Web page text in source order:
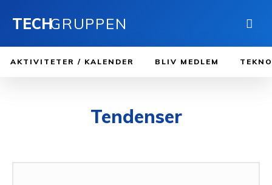
TECHGRUPPEN
AKTIVITETER / KALENDER BLIV MEDLEM
Tendenser